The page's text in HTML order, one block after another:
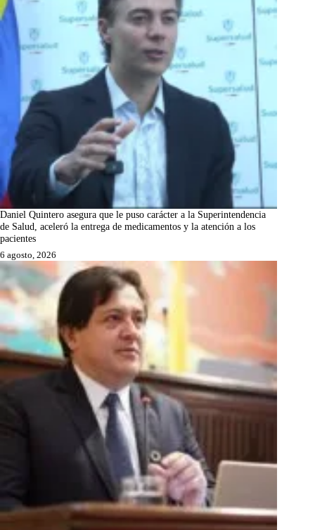
Daniel Quintero asegura que le puso carácter a la Superintendencia
de Salud, aceleró la entrega de medicamentos y la atención a los
pacientes
6 agosto, 2026